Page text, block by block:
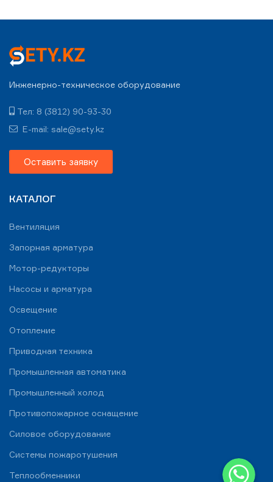
Инженерно-техническое оборудование
Тел: 8 (3812) 90-93-30
E-mail: sale@sety.kz
Оставить заявку
КАТАЛОГ
Вентиляция
Запорная арматура
Мотор-редукторы
Насосы и арматура
Освещение
Отопление
Приводная техника
Промышленная автоматика
Промышленный холод
Противопожарное оснащение
Силовое оборудование
Системы пожаротушения
Теплообменники
WhatsApp